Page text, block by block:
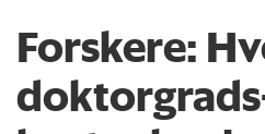
Forskere: